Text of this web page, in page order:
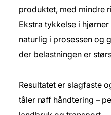
produktet, med mindre
Ekstra tykkelse i
naturlig i prosessen og
der belastningen er
Resultatet er slagfaste
tåler røff håndtering –